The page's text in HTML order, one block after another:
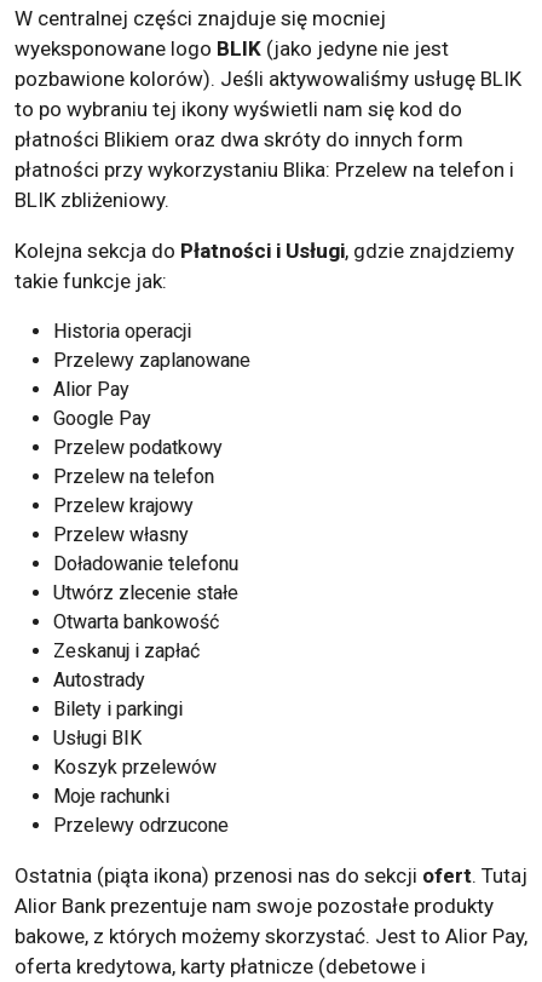
W centralnej części znajduje się mocniej
wyeksponowane logo BLIK (jako jedyne nie jest
pozbawione kolorów). Jeśli aktywowaliśmy usługę BLIK
to po wybraniu tej ikony wyświetli nam się kod do
płatności Blikiem oraz dwa skróty do innych form
płatności przy wykorzystaniu Blika: Przelew na telefon i
BLIK zbliżeniowy.
Kolejna sekcja do Płatności i Usługi, gdzie znajdziemy
takie funkcje jak:
Historia operacji
Przelewy zaplanowane
Alior Pay
Google Pay
Przelew podatkowy
Przelew na telefon
Przelew krajowy
Przelew własny
Doładowanie telefonu
Utwórz zlecenie stałe
Otwarta bankowość
Zeskanuj i zapłać
Autostrady
Bilety i parkingi
Usługi BIK
Koszyk przelewów
Moje rachunki
Przelewy odrzucone
Ostatnia (piąta ikona) przenosi nas do sekcji ofert. Tutaj
Alior Bank prezentuje nam swoje pozostałe produkty
bakowe, z których możemy skorzystać. Jest to Alior Pay,
oferta kredytowa, karty płatnicze (debetowe i